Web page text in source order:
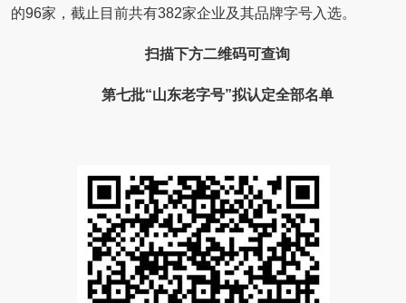
的96家，截止目前共有382家企业及其品牌字号入选。
扫描下方二维码可查询
第七批“山东老字号”拟认定全部名单